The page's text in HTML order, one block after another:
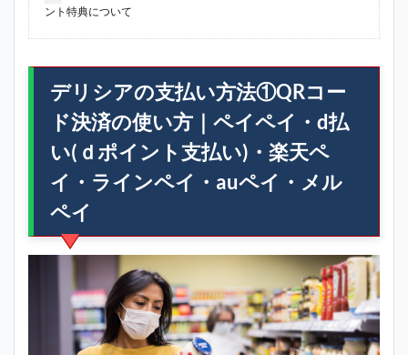
ント特典について
デリシアの支払い方法①QRコー
ド決済の使い方｜ペイペイ・d払
い(ｄポイント支払い)・楽天ペ
イ・ラインペイ・auペイ・メル
ペイ